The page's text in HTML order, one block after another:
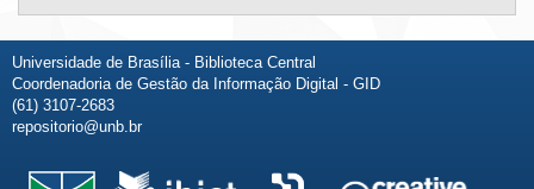
Universidade de Brasília - Biblioteca Central
Coordenadoria de Gestão da Informação Digital - GID
(61) 3107-2683
repositorio@unb.br